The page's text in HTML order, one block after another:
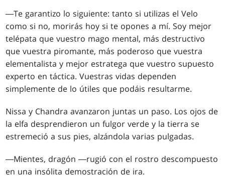
―Te garantizo lo siguiente: tanto si utilizas el Velo
como si no, morirás hoy si te opones a mí. Soy mejor
telépata que vuestro mago mental, más destructivo
que vuestra piromante, más poderoso que vuestra
elementalista y mejor estratega que vuestro supuesto
experto en táctica. Vuestras vidas dependen
simplemente de lo útiles que podáis resultarme.
Nissa y Chandra avanzaron juntas un paso. Los ojos de
la elfa desprendieron un fulgor verde y la tierra se
estremeció a sus pies, alzándola varias pulgadas.
―Mientes, dragón ―rugió con el rostro descompuesto
en una insólita demostración de ira.